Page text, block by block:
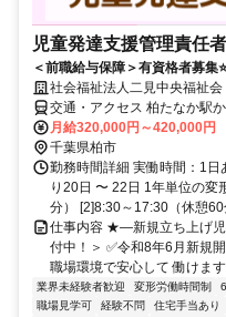
児童発達支援管理責任者
＜前職給与保障＞有資格者募集
社会福祉法人二見中央福祉
交通・アクセス 柏たなか駅
月給320,000円～420,000円
千葉県柏市
勤務時間詳細 実働時間：1
り20日 〜 22日 1年単位の
分） [2]8:30～17:30（休憩60
仕事内容 ★―新規立ち上げ
付中！＞ ✅令和8年6月新規
職場環境で安心して 働けま
業界未経験者歓迎 変形労働時間制
職場見学可
経験不問 住宅手当あり